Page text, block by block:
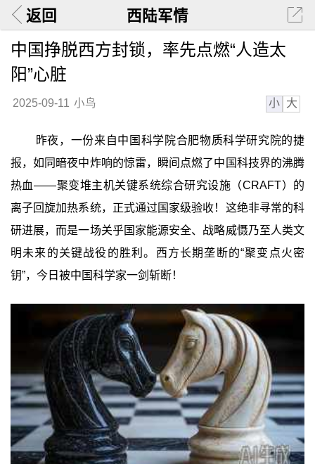
返回 西陆军情
中国挣脱西方封锁，率先点燃“人造太
阳”心脏
2025-09-11 小鸟 小 大
昨夜，一份来自中国科学院合肥物质科学研究院的捷
报，如同暗夜中炸响的惊雷，瞬间点燃了中国科技界的沸腾
热血——聚变堆主机关键系统综合研究设施（CRAFT）的
离子回旋加热系统，正式通过国家级验收！这绝非寻常的科
研进展，而是一场关乎国家能源安全、战略威慑乃至人类文
明未来的关键战役的胜利。西方长期垄断的“聚变点火密
钥”，今日被中国科学家一剑斩断！